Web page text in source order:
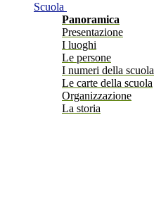
Scuola
Panoramica
Presentazione
I luoghi
Le persone
I numeri della scuola
Le carte della scuola
Organizzazione
La storia